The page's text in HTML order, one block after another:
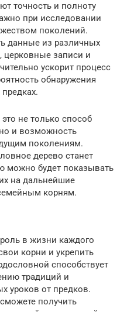
точность и полноту
при исследовании
поколений.
данные из различных
церковные записи и
ускорит процесс
обнаружения
не только способ
и возможность
поколениям.
дерево станет
можно будет показывать
на дальнейшие
корням.
в жизни каждого
корни и укрепить
способствует
традиций и
уроков от предков.
получить